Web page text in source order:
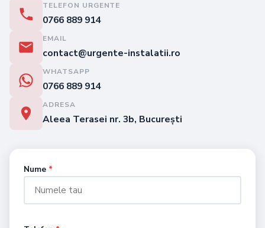
TELEFON URGENTE
0766 889 914
EMAIL
contact@urgente-instalatii.ro
WHATSAPP
0766 889 914
ADRESA
Aleea Terasei nr. 3b, București
Nume *